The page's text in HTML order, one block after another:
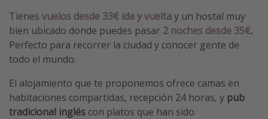
Tienes vuelos desde 33€ ida y vueltay un hostal muy
bien ubicado donde puedes pasar 2 noches desde 35€.
Perfecto para recorrer la ciudad y conocer gente de
todo el mundo.
El alojamiento que te proponemos ofrece camas en
habitaciones compartidas, recepción 24 horas, y pub
tradicional inglés con platos que han sido